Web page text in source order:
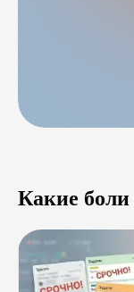
Какие боли